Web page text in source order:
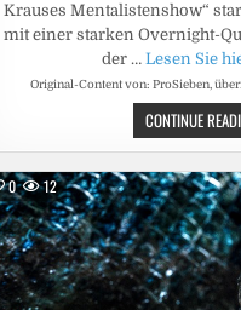
Krauses Mentalistenshow“
mit einer starken Overnight-
der … Lesen Sie
Original-Content von: ProSieben,
CONTINUE
0 12